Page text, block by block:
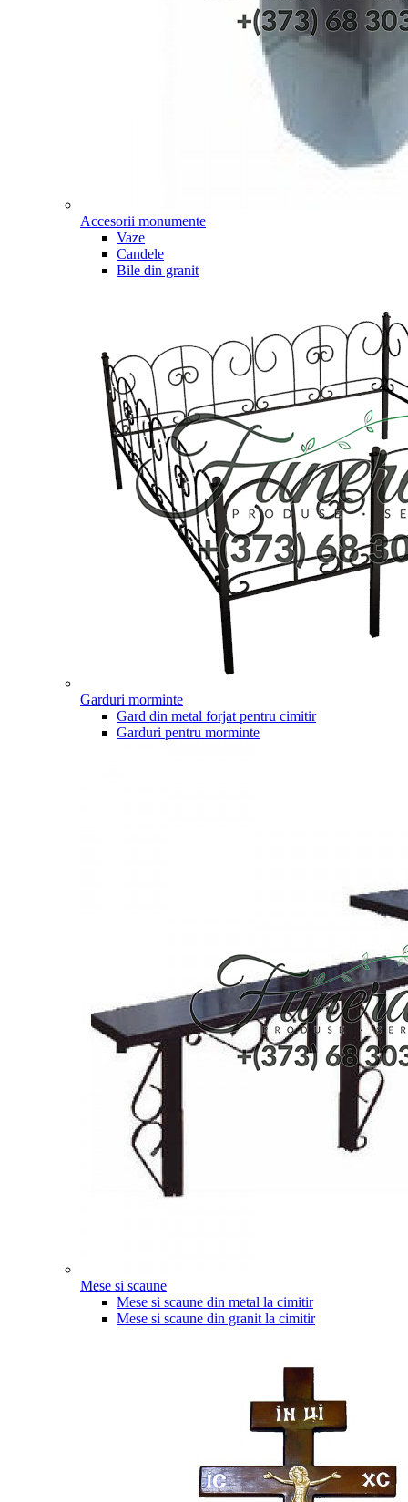
Accesorii monumente
Vaze
Candele
Bile din granit
Garduri morminte
Gard din metal forjat pentru cimitir
Garduri pentru morminte
Mese si scaune
Mese si scaune din metal la cimitir
Mese si scaune din granit la cimitir